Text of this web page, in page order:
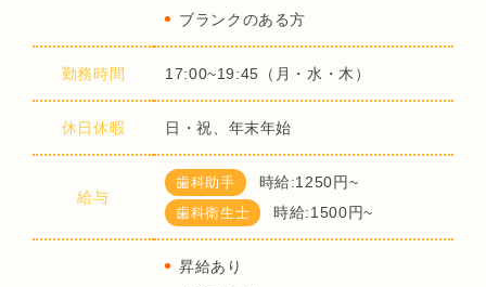
ブランクのある方
勤務時間 17:00~19:45（月・水・木）
休日休暇 日・祝、年末年始
給与
歯科助手 時給:1250円~
歯科衛生士 時給:1500円~
昇給あり